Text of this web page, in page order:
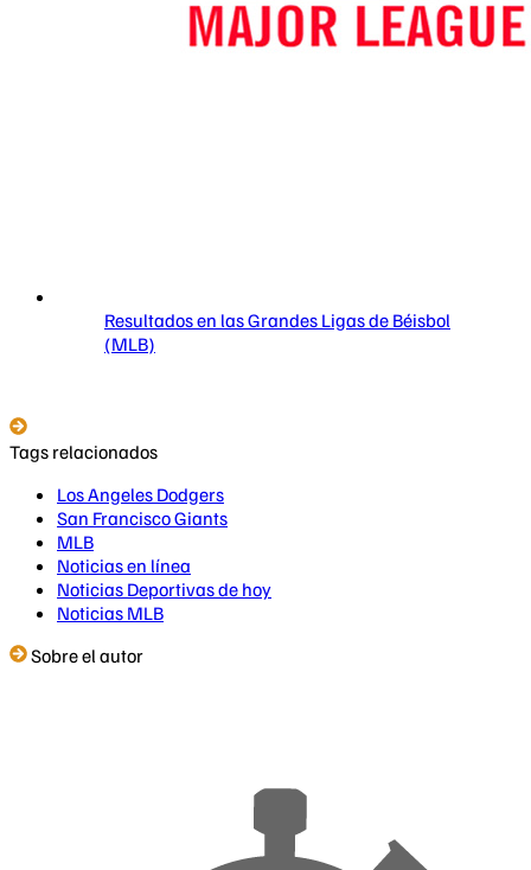
Resultados en las Grandes Ligas de Béisbol
(MLB)
Tags relacionados
Los Angeles Dodgers
San Francisco Giants
MLB
Noticias en línea
Noticias Deportivas de hoy
Noticias MLB
Sobre el autor